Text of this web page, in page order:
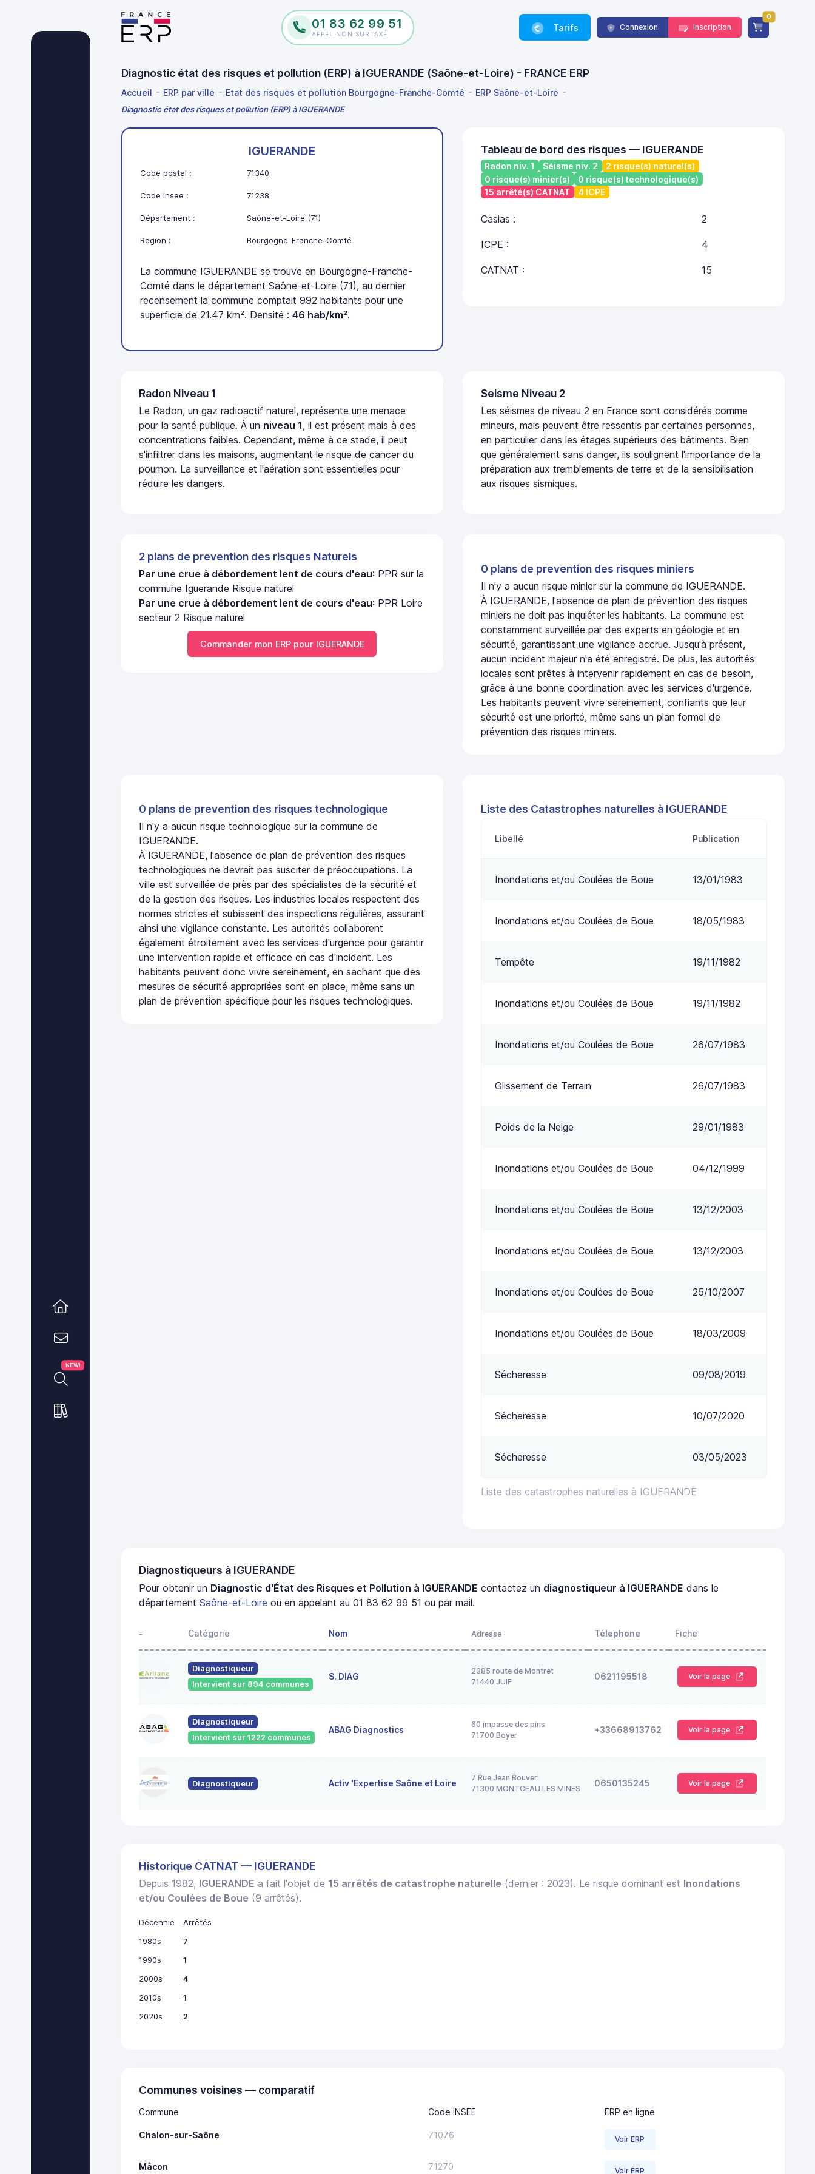
01 83 62 99 51
APPEL NON SURTAXÉ
Tarifs Connexion Inscription
0
Diagnostic état des risques et pollution (ERP) à IGUERANDE (Saône-et-Loire) - FRANCE ERP
Accueil ERP par ville Etat des risques et pollution Bourgogne-Franche-Comté ERP Saône-et-Loire
Diagnostic état des risques et pollution (ERP) à IGUERANDE
NEW!
IGUERANDE
Code postal : 71340
Code insee : 71238
Département : Saône-et-Loire (71)
Region : Bourgogne-Franche-Comté
La commune IGUERANDE se trouve en Bourgogne-Franche-
Comté dans le département Saône-et-Loire (71), au dernier
recensement la commune comptait 992 habitants pour une
superficie de 21.47 km². Densité :46 hab/km².
Tableau de bord des risques — IGUERANDE
Radon niv. 1 Séisme niv. 2
2 risque(s) naturel(s)
0 risque(s) minier(s)
0 risque(s) technologique(s)
15 arrêté(s) CATNAT
4 ICPE
Casias : 2
ICPE : 4
CATNAT : 15
Radon Niveau 1
Le Radon, un gaz radioactif naturel, représente une menace
pour la santé publique. À un niveau 1, il est présent mais à des
concentrations faibles. Cependant, même à ce stade, il peut
s'infiltrer dans les maisons, augmentant le risque de cancer du
poumon. La surveillance et l'aération sont essentielles pour
réduire les dangers.
Seisme Niveau 2
Les séismes de niveau 2 en France sont considérés comme
mineurs, mais peuvent être ressentis par certaines personnes,
en particulier dans les étages supérieurs des bâtiments. Bien
que généralement sans danger, ils soulignent l'importance de la
préparation aux tremblements de terre et de la sensibilisation
aux risques sismiques.
2 plans de prevention des risques Naturels
Par une crue à débordement lent de cours d'eau: PPR sur la
commune Iguerande Risque naturel
Par une crue à débordement lent de cours d'eau: PPR Loire
secteur 2 Risque naturel
Commander mon ERP pour IGUERANDE
0 plans de prevention des risques miniers
Il n'y a aucun risque minier sur la commune de IGUERANDE.
À IGUERANDE, l'absence de plan de prévention des risques
miniers ne doit pas inquiéter les habitants. La commune est
constamment surveillée par des experts en géologie et en
sécurité, garantissant une vigilance accrue. Jusqu'à présent,
aucun incident majeur n'a été enregistré. De plus, les autorités
locales sont prêtes à intervenir rapidement en cas de besoin,
grâce à une bonne coordination avec les services d'urgence.
Les habitants peuvent vivre sereinement, confiants que leur
sécurité est une priorité, même sans un plan formel de
prévention des risques miniers.
0 plans de prevention des risques technologique
Il n'y a aucun risque technologique sur la commune de
IGUERANDE.
À IGUERANDE, l'absence de plan de prévention des risques
technologiques ne devrait pas susciter de préoccupations. La
ville est surveillée de près par des spécialistes de la sécurité et
de la gestion des risques. Les industries locales respectent des
normes strictes et subissent des inspections régulières, assurant
ainsi une vigilance constante. Les autorités collaborent
également étroitement avec les services d'urgence pour garantir
une intervention rapide et efficace en cas d'incident. Les
habitants peuvent donc vivre sereinement, en sachant que des
mesures de sécurité appropriées sont en place, même sans un
plan de prévention spécifique pour les risques technologiques.
Liste des Catastrophes naturelles à IGUERANDE
Liste des catastrophes naturelles à IGUERANDE
Libellé Publication
Inondations et/ou Coulées de Boue 13/01/1983
Inondations et/ou Coulées de Boue 18/05/1983
Tempête 19/11/1982
Inondations et/ou Coulées de Boue 19/11/1982
Inondations et/ou Coulées de Boue 26/07/1983
Glissement de Terrain 26/07/1983
Poids de la Neige 29/01/1983
Inondations et/ou Coulées de Boue 04/12/1999
Inondations et/ou Coulées de Boue 13/12/2003
Inondations et/ou Coulées de Boue 13/12/2003
Inondations et/ou Coulées de Boue 25/10/2007
Inondations et/ou Coulées de Boue 18/03/2009
Sécheresse 09/08/2019
Sécheresse 10/07/2020
Sécheresse 03/05/2023
Diagnostiqueurs à IGUERANDE
Pour obtenir un Diagnostic d'État des Risques et Pollution à IGUERANDE contactez un diagnostiqueur à IGUERANDE dans le
départementSaône-et-Loire ou en appelant au 01 83 62 99 51 ou par mail.
- Catégorie Nom Adresse Télephone Fiche
Diagnostiqueur
Intervient sur 894 communes
S. DIAG
2385 route de Montret
71440 JUIF
0621195518 Voir la page
Diagnostiqueur
Intervient sur 1222 communes
ABAG Diagnostics
60 impasse des pins
71700 Boyer
+33668913762 Voir la page
Diagnostiqueur Activ 'Expertise Saône et Loire
7 Rue Jean Bouveri
71300 MONTCEAU LES MINES
0650135245 Voir la page
Historique CATNAT — IGUERANDE
Depuis 1982, IGUERANDE a fait l'objet de 15 arrêtés de catastrophe naturelle (dernier : 2023). Le risque dominant est Inondations
et/ou Coulées de Boue (9 arrêtés).
Décennie
Arrêtés
1980s
7
1990s
1
2000s
4
2010s
1
2020s
2
Communes voisines — comparatif
Commune Code INSEE ERP en ligne
Chalon-sur-Saône 71076 Voir ERP
Mâcon 71270 Voir ERP